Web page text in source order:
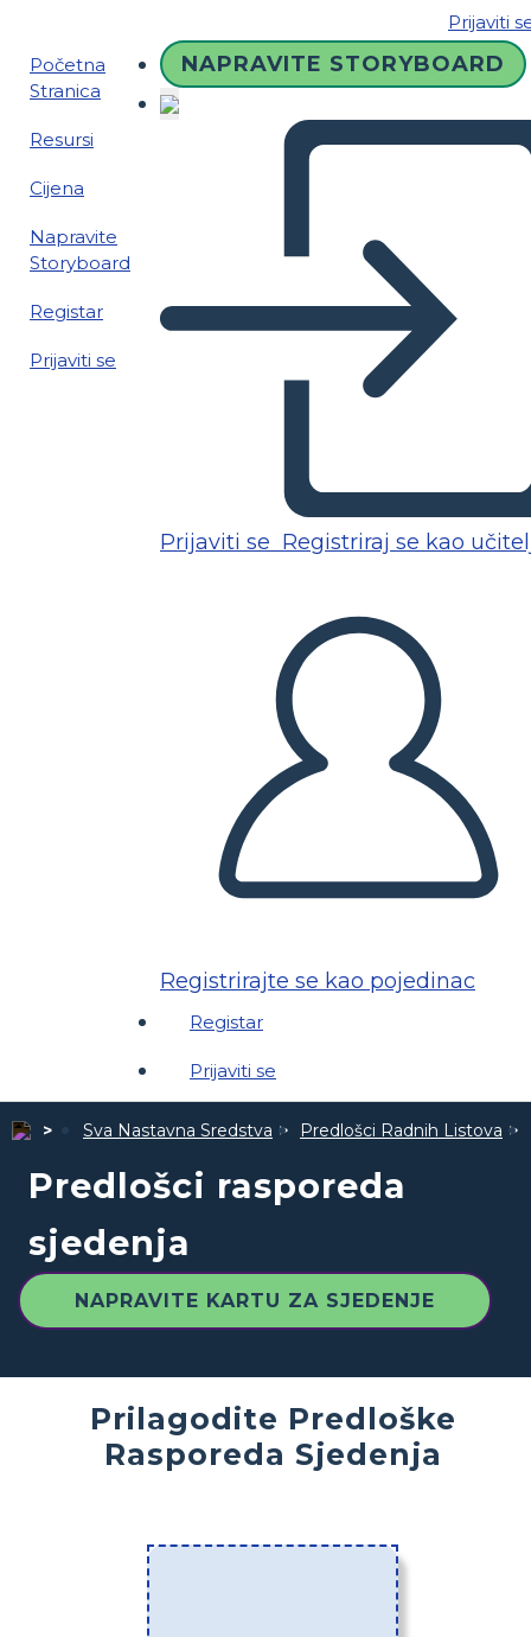
Prijaviti
Početna
Stranica
Resursi
Cijena
Napravite
Storyboard
Registar
Prijaviti se
NAPRAVITE STORYBOARD
Prijaviti se Registriraj se kao
Registrirajte se kao pojedinac
Registar
Prijaviti se
Sva Nastavna Sredstva Predlošci Radnih Listova
Predlošci rasporeda
sjedenja
NAPRAVITE KARTU ZA SJEDENJE
Prilagodite Predloške
Rasporeda Sjedenja